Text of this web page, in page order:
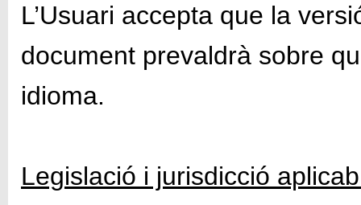
L’Usuari accepta que la
document prevaldrà sobre
idioma.
Legislació i jurisdicció